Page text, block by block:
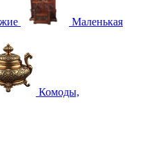
Маленькая
Комоды,